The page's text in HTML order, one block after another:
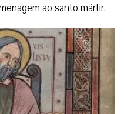
ao santo mártir.